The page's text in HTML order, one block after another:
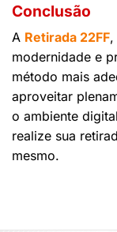
Conclusão
A Retirada 22FF,
modernidade e
método mais
aproveitar
o ambiente
realize sua
mesmo.